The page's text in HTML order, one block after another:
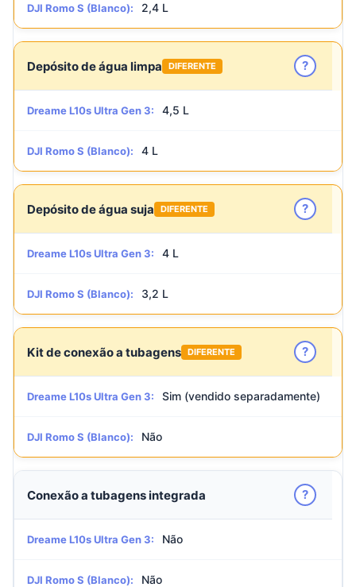
DJI Romo S (Blanco): 2,4 L
Depósito de água limpa DIFERENTE ?
Dreame L10s Ultra Gen 3: 4,5 L
DJI Romo S (Blanco): 4 L
Depósito de água suja DIFERENTE ?
Dreame L10s Ultra Gen 3: 4 L
DJI Romo S (Blanco): 3,2 L
Kit de conexão a tubagens DIFERENTE ?
Dreame L10s Ultra Gen 3: Sim (vendido separadamente)
DJI Romo S (Blanco): Não
Conexão a tubagens integrada ?
Dreame L10s Ultra Gen 3: Não
DJI Romo S (Blanco): Não